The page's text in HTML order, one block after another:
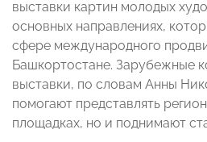
выставки картин молодых
основных направлениях,
сфере международного
Башкортостане. Зарубежные
выставки, по словам Анны
помогают представлять
площадках, но и поднимают